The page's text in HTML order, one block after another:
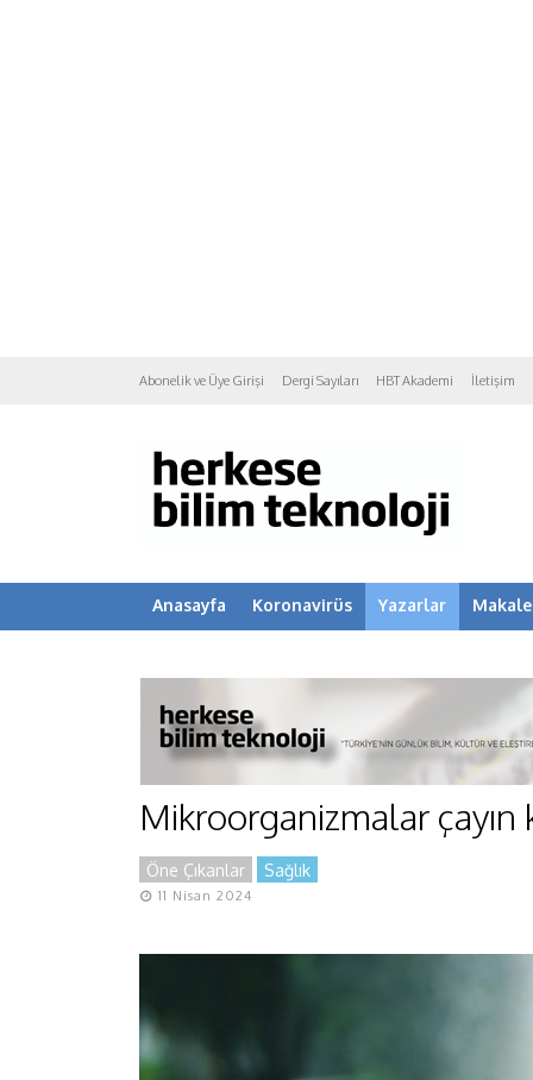
Abonelik ve Üye Girişi Dergi Sayıları HBT Akademi İletişim
Anasayfa Koronavirüs Yazarlar
Mikroorganizmalar
Öne Çıkanlar Sağlık
11 Nisan 2024